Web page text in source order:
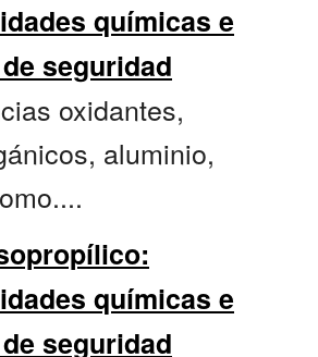
químicas e
seguridad
oxidantes,
aluminio,
químicas e
seguridad